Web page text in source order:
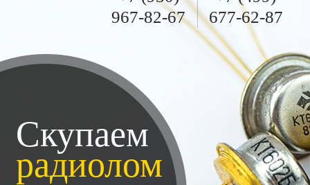
967-82-67
677-62-87
Скупаем
радиолом